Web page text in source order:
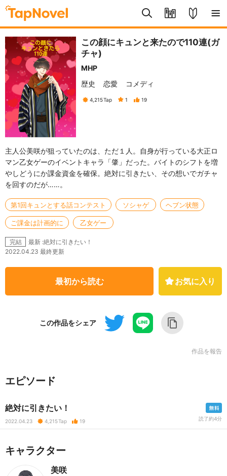
この顔にキュンと来たので110連(ガ
チャ)
MHP
歴史
恋愛 コメディ
4,215Tap 1 19
主人公美咲が狙っていたのは、ただ１人。自身が行っている大正ロ
マン乙女ゲーのイベントキャラ「肇」だった。バイトのシフトを増
やしどうにか課金資金を確保。絶対に引きたい、その想いでガチャ
を回すのだが……。
第1回キュンとする話コンテスト ソシャゲ ヘブン状態
ご課金は計画的に 乙女ゲー
完結
最新 :絶対に引きたい！
2022.04.23 最終更新
最初から読む お気に入り
この作品をシェア
作品を報告
エピソード
絶対に引きたい！
2022.04.23 4,215Tap 19 読了約4分
キャラクター
美咲